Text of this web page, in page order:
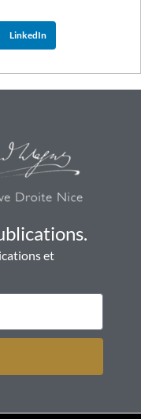
LinkedIn
et